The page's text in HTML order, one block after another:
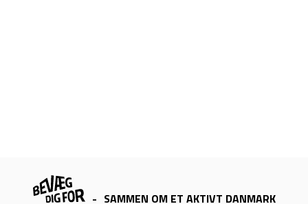
- SAMMEN OM ET AKTIVT DANMARK